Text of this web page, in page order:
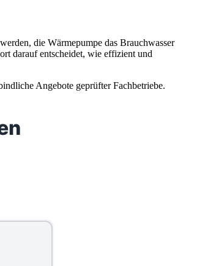
die Wärmepumpe das Brauchwasser
darauf entscheidet, wie effizient und
Angebote geprüfter Fachbetriebe.